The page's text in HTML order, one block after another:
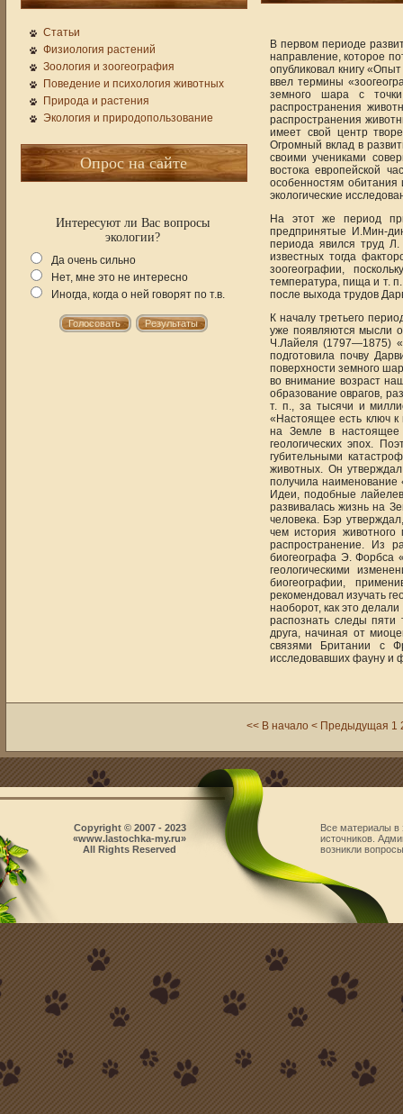
Статьи
Физиология растений
Зоология и зоогеография
Поведение и психология животных
Природа и растения
Экология и природопользование
Опрос на сайте
Интересуют ли Вас вопросы
экологии?
Да очень сильно
Нет, мне это не интересно
Иногда, когда о ней говорят по т.в.
В первом периоде
направление, которое
опубликовал книгу
ввел термины
земного шара с
распространения
распространения
имеет свой центр
Огромный вклад в
своими учениками
востока европейской
особенностям
экологические
На этот же период
предпринятые И.Мин-
периода явился труд
известных тогда
зоогеографии,
температура, пища и т.
после выхода трудов
К началу третьего
уже появляются мысли о
Ч.Лайеля (1797—1875)
подготовила почву
поверхности земного
во внимание возраст
образование оврагов,
т. п., за тысячи и
«Настоящее есть ключ
на Земле в настоящее
геологических эпох.
губительными
животных. Он
получила наименование
Идеи, подобные
развивалась жизнь на
человека. Бэр
чем история
распространение. Из
биогеографа Э. Форбса
геологическими
биогеографии,
рекомендовал изучать
наоборот, как это
распознать следы
друга, начиная от
связями Британии с
исследовавших фауну и
<< В начало < Предыдущая 1
Все материалы в
источников.
возникли
Copyright © 2007 - 2023
«www.lastochka-my.ru»
All Rights Reserved